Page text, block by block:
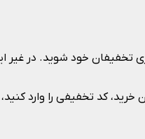
تخفیفان خود شوید. در
کد تخفیفی را وارد